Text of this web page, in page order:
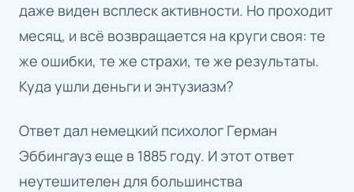
даже виден всплеск активности. Но проходит
месяц, и всё возвращается на круги своя: те
же ошибки, те же страхи, те же результаты.
Куда ушли деньги и энтузиазм?
Ответ дал немецкий психолог Герман
Эббингауз еще в 1885 году. И этот ответ
неутешителен для большинства